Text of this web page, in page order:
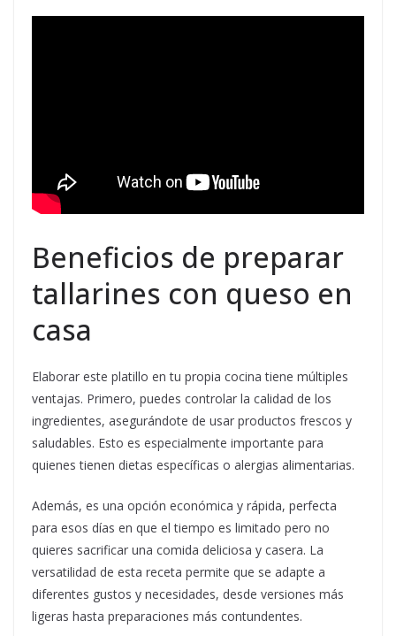
Beneficios de preparar
tallarines con queso en
casa
Elaborar este platillo en tu propia cocina tiene múltiples
ventajas. Primero, puedes controlar la calidad de los
ingredientes, asegurándote de usar productos frescos y
saludables. Esto es especialmente importante para
quienes tienen dietas específicas o alergias alimentarias.
Además, es una opción económica y rápida, perfecta
para esos días en que el tiempo es limitado pero no
quieres sacrificar una comida deliciosa y casera. La
versatilidad de esta receta permite que se adapte a
diferentes gustos y necesidades, desde versiones más
ligeras hasta preparaciones más contundentes.